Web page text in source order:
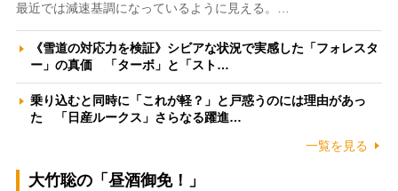
最近では減速基調になっているように見える。…
《雪道の対応力を検証》シビアな状況で実感した「フォレスタ
ー」の真価 「ターボ」と「スト…
乗り込むと同時に「これが軽？」と戸惑うのには理由があっ
た 「日産ルークス」さらなる躍進…
一覧を見る
大竹聡の「昼酒御免！」